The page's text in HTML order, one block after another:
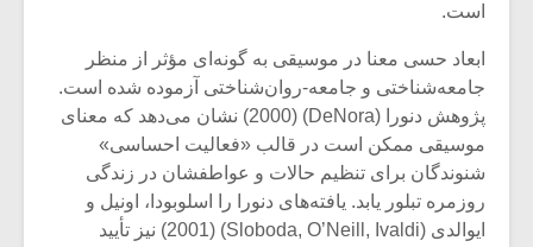
است.
ابعاد حسی معنا در موسیقی به گونه‌ای مؤثر از منظر
جامعه‌شناختی و جامعه-روان‌شناختی آزموده شده است.
پژوهش دنورا (DeNora) (2000) نشان می‌دهد که معنای
موسیقی ممکن است در قالب «فعالیت احساسی»
شنوندگان برای تنظیم حالات و عواطفشان در زندگی
روزمره تبلور یابد. یافته‌های دنورا را اسلوبودا، اونیل و
ایوالدی (Sloboda, O’Neill, Ivaldi) (2001) نیز تأیید
میکلوش روژا